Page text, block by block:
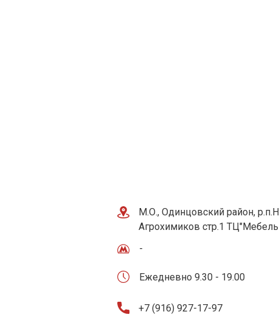
М.О., Одинцовский район,
Агрохимиков стр.1
Ежедневно 9.30 - 19.00
-
+7 (916) 927-17-97